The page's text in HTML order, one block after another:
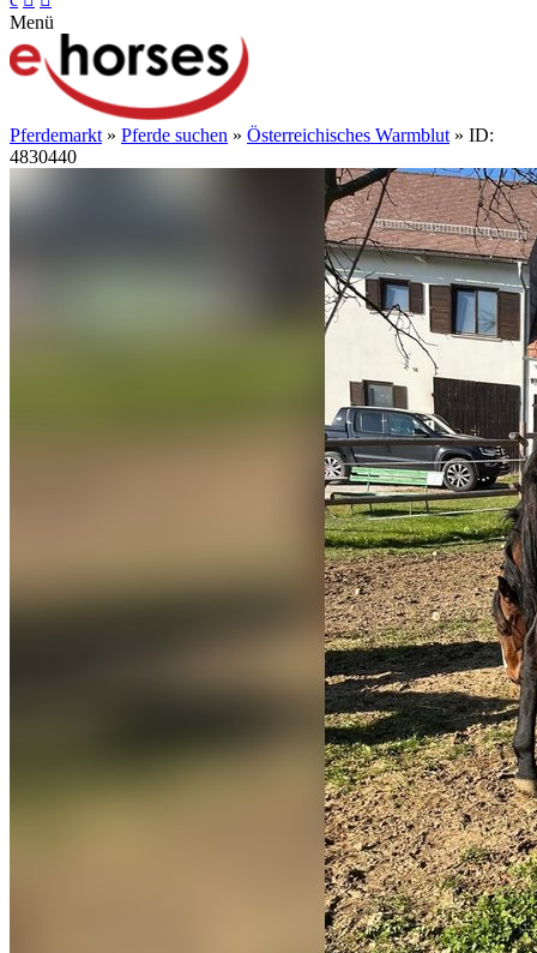
Menü
Pferdemarkt » Pferde suchen » Österreichisches Warmblut » ID:
4830440